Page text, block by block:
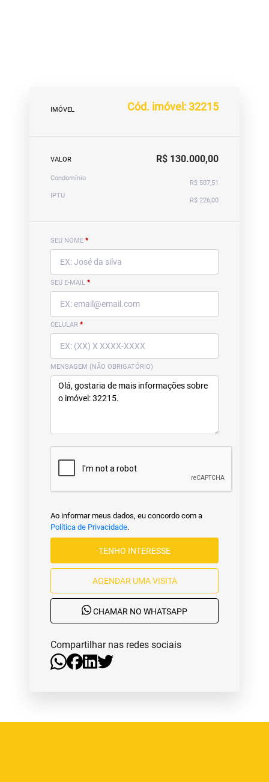
IMÓVEL Cód. imóvel: 32215
VALOR R$ 130.000,00
Condomínio
R$ 507,51
IPTU
R$ 226,00
SEU NOME *
SEU E-MAIL *
CELULAR *
MENSAGEM (NÃO OBRIGATÓRIO)
Ao informar meus dados, eu concordo com a
Política de Privacidade.
TENHO INTERESSE
AGENDAR UMA VISITA
CHAMAR NO WHATSAPP
Compartilhar nas redes sociais